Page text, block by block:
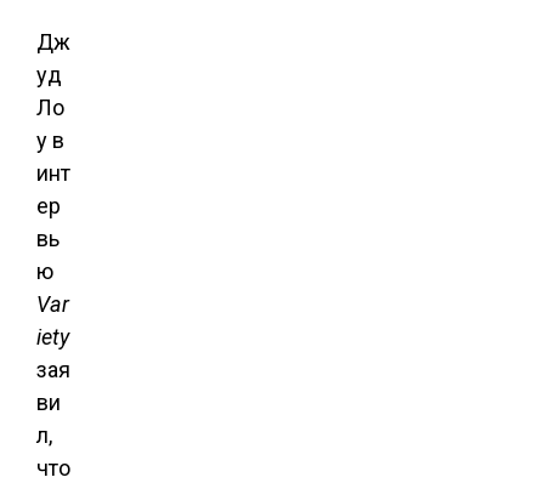
Дж
уд
Ло
у в
инт
ер
вь
ю
Var
iety
зая
ви
л,
что